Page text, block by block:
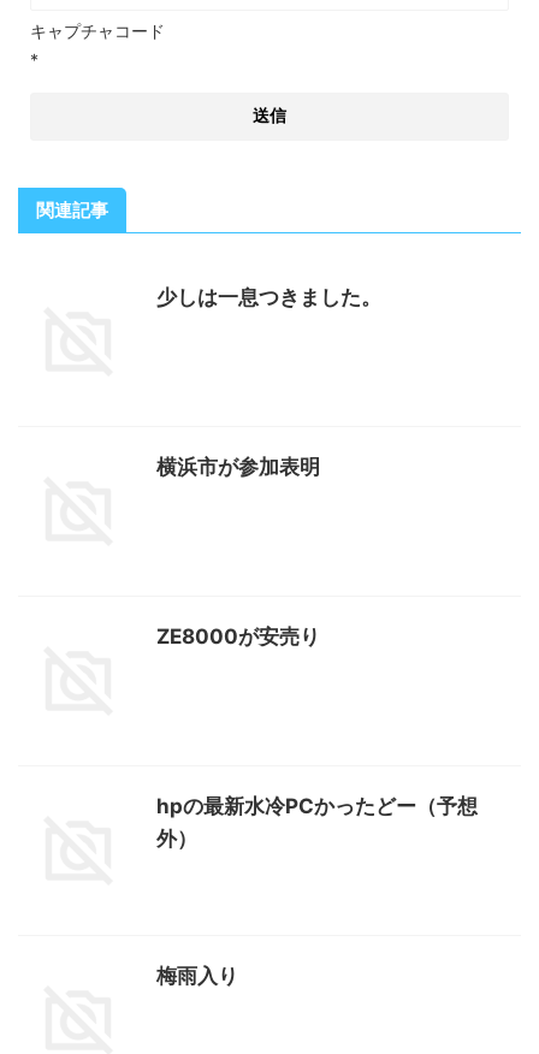
キャプチャコード
*
関連記事
少しは一息つきました。
横浜市が参加表明
ZE8000が安売り
hpの最新水冷PCかったどー（予想
外）
梅雨入り